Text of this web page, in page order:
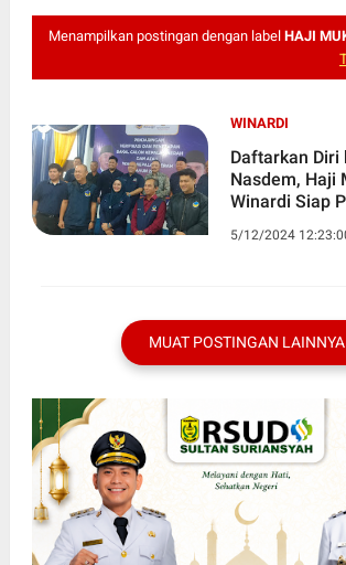
Menampilkan postingan dengan label HAJI
WINARDI
Daftarkan Diri
Nasdem, Haji
Winardi Siap
5/12/2024
MUAT POSTINGAN LAINNYA